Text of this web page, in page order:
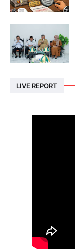
LIVE REPORT